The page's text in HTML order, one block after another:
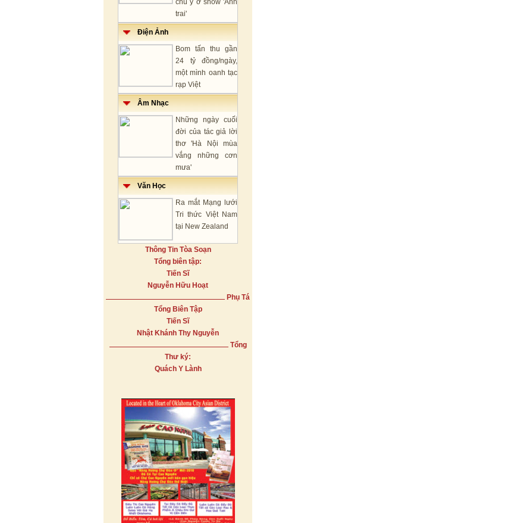
chú ý ở show 'Anh
trai'
Điện Ảnh
Bom tấn thu gần
24 tỷ đồng/ngày,
một mình oanh tạc
rạp Việt
Âm Nhạc
Những ngày cuối
đời của tác giả lời
thơ 'Hà Nội mùa
vắng những cơn
mưa'
Văn Học
Ra mắt Mạng lưới
Tri thức Việt Nam
tại New Zealand
Thông Tin Tòa Soạn
Tổng biên tập:
Tiến Sĩ
Nguyễn Hữu Hoạt
Phụ Tá
Tổng Biên Tập
Tiến Sĩ
Nhật Khánh Thy Nguyễn
Tổng
Thư ký:
Quách Y Lành